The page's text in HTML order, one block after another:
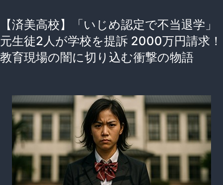
【済美高校】「いじめ認定で不当退学」
元生徒2人が学校を提訴 2000万円請求！
教育現場の闇に切り込む衝撃の物語